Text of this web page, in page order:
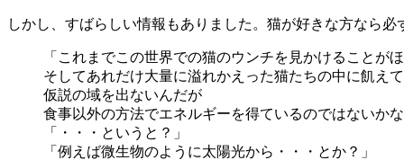
しかし、すばらしい情報もありました。猫が好きな方なら
「これまでこの世界での猫のウンチを見かけることが
そしてあれだけ大量に溢れかえった猫たちの中に飢え
仮説の域を出ないんだが
食事以外の方法でエネルギーを得ているのではないか
「・・・というと？」
「例えば微生物のように太陽光から・・・とか？」